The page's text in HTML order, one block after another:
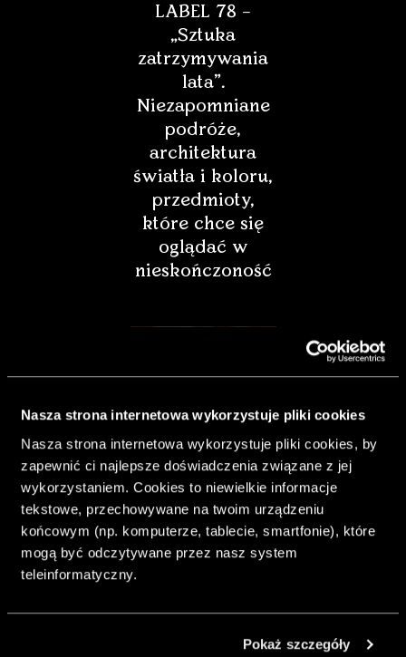
Nasza strona internetowa wykorzystuje pliki cookies
Nasza strona internetowa wykorzystuje pliki cookies, by
zapewnić ci najlepsze doświadczenia związane z jej
wykorzystaniem. Cookies to niewielkie informacje
tekstowe, przechowywane na twoim urządzeniu
końcowym (np. komputerze, tablecie, smartfonie), które
mogą być odczytywane przez nasz system
teleinformatyczny.
Pokaż szczegóły
LABEL 78 –
„Sztuka
zatrzymywania
lata”.
Niezapomniane
podróże,
architektura
światła i koloru,
przedmioty,
które chce się
oglądać w
nieskończoność
& Living 40.
„Dom bardziej
Twój. Odważ się
urządzić go